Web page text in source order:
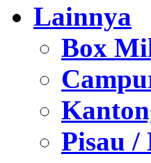
Lainnya
Box
Pisau /